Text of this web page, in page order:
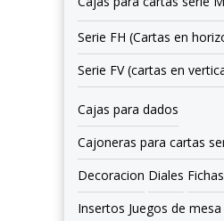
Serie FH (Cartas en
Serie FV (cartas en
Cajas para dados
Cajoneras para cartas
Decoracion Diales
Insertos Juegos de mesa